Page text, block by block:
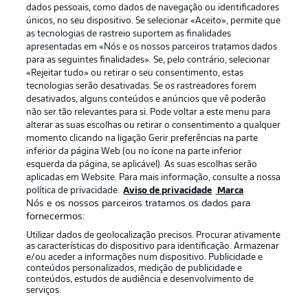
Publicidade Avisos legais
Gerir preferências Aviso de privacidade
Emissoras
Trabalhe conosco Marca
Contato Jogadores
dados pessoais, como dados de navegação ou identificadores
únicos, no seu dispositivo. Se selecionar «Aceito», permite que
as tecnologias de rastreio suportem as finalidades
apresentadas em «Nós e os nossos parceiros tratamos dados
para as seguintes finalidades». Se, pelo contrário, selecionar
«Rejeitar tudo» ou retirar o seu consentimento, estas
tecnologias serão desativadas. Se os rastreadores forem
desativados, alguns conteúdos e anúncios que vê poderão
não ser tão relevantes para si. Pode voltar a este menu para
alterar as suas escolhas ou retirar o consentimento a qualquer
momento clicando na ligação Gerir preferências na parte
inferior da página Web (ou no ícone na parte inferior
esquerda da página, se aplicável). As suas escolhas serão
aplicadas em Website. Para mais informação, consulte a nossa
política de privacidade. Aviso de privacidade Marca
Nós e os nossos parceiros tratamos os dados para
fornecermos:
Utilizar dados de geolocalização precisos. Procurar ativamente
as características do dispositivo para identificação. Armazenar
e/ou aceder a informações num dispositivo. Publicidade e
conteúdos personalizados, medição de publicidade e
conteúdos, estudos de audiência e desenvolvimento de
serviços.